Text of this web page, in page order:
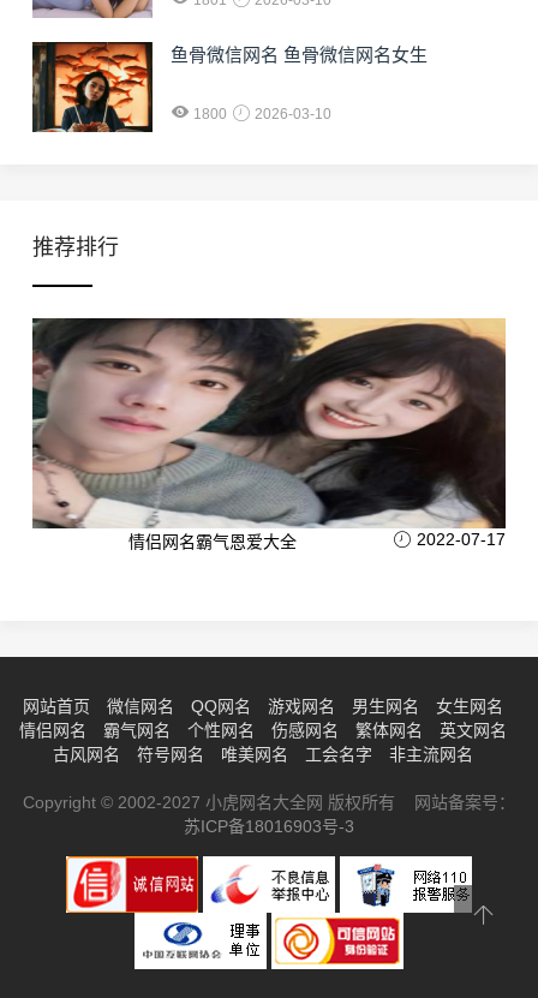
鱼骨微信网名 鱼骨微信网名女生
1800 2026-03-10
推荐排行
情侣网名霸气恩爱大全 2022-07-17
网站首页 微信网名 QQ网名 游戏网名 男生网名
女生网名
情侣网名
霸气网名 个性网名 伤感网名 繁体网名
英文网名
古风网名
符号网名 唯美网名 工会名字 非主流网名
Copyright © 2002-2027 小虎网名大全网 版权所有 网站备案号：
苏ICP备18016903号-3